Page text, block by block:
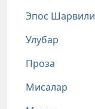
Эпос Шарвили
Улубар
Проза
Мисалар